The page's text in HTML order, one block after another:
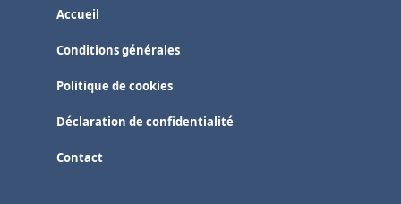
Accueil
Conditions générales
Politique de cookies
Déclaration de confidentialité
Contact